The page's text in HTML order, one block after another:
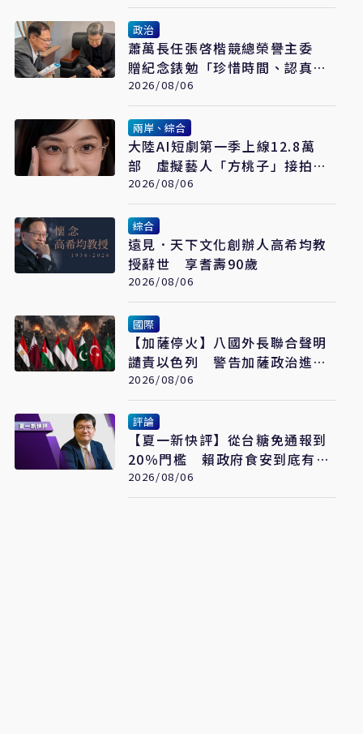
政治
蕭萬長任張啓楷競總榮譽主委
贈紀念錶勉「珍惜時間、認真打
拚」
2026/08/06
兩岸、綜合
大陸AI短劇第一季上線12.8萬
部 虛擬藝人「方桃子」接拍美
瞳廣告
2026/08/06
綜合
遠見．天下文化創辦人高希均教
授辭世 享耆壽90歲
2026/08/06
國際
【加薩停火】八國外長聯合聲明
譴責以色列 警告加薩政治進程
恐全面脫軌
2026/08/06
評論
【夏一新快評】從台糖免通報到
20％門檻 賴政府食安到底有幾
套標準？
2026/08/06